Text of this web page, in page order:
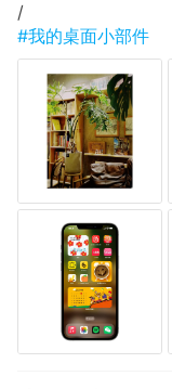
/
#我的桌面小部件